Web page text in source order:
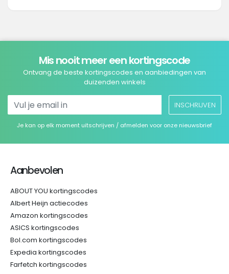
Mis nooit meer een kortingscode
Ontvang de beste kortingscodes en aanbiedingen van
duizenden winkels
INSCHRIJVEN
Je kan op elk moment uitschrijven / afmelden voor onze nieuwsbrief
Aanbevolen
ABOUT YOU kortingscodes
Albert Heijn actiecodes
Amazon kortingscodes
ASICS kortingscodes
Bol.com kortingscodes
Expedia kortingscodes
Farfetch kortingscodes